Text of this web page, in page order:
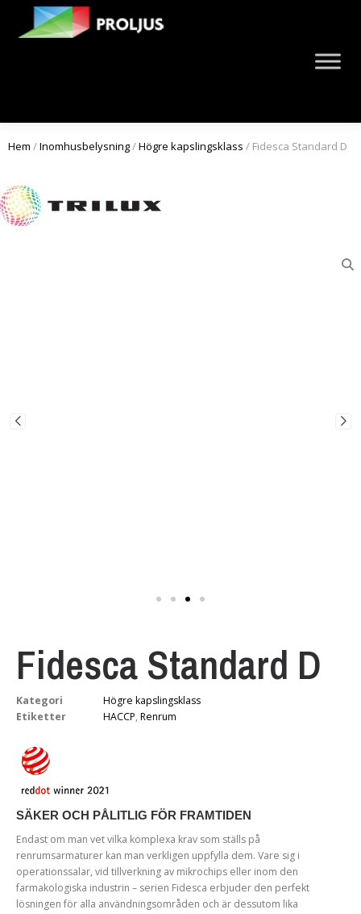
Hem /Inomhusbelysning/Högre kapslingsklass / Fidesca Standard D
Fidesca Standard D
Kategori
Högre kapslingsklass
Etiketter
HACCP, Renrum
SÄKER OCH PÅLITLIG FÖR FRAMTIDEN
Endast om man vet vilka komplexa krav som ställs på
renrumsarmaturer kan man verkligen uppfylla dem. Vare sig i
operationssalar, vid tillverkning av mikrochips eller inom den
farmakologiska industrin – serien Fidesca erbjuder den perfekt
lösningen för alla användningsområden och är dessutom lika